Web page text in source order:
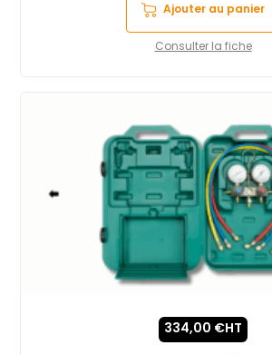
Ajouter au panier
Consulter la fiche
334,00 €HT